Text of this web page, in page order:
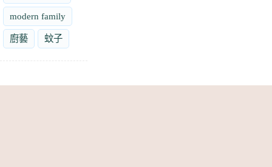
modern family
廚藝 蚊子